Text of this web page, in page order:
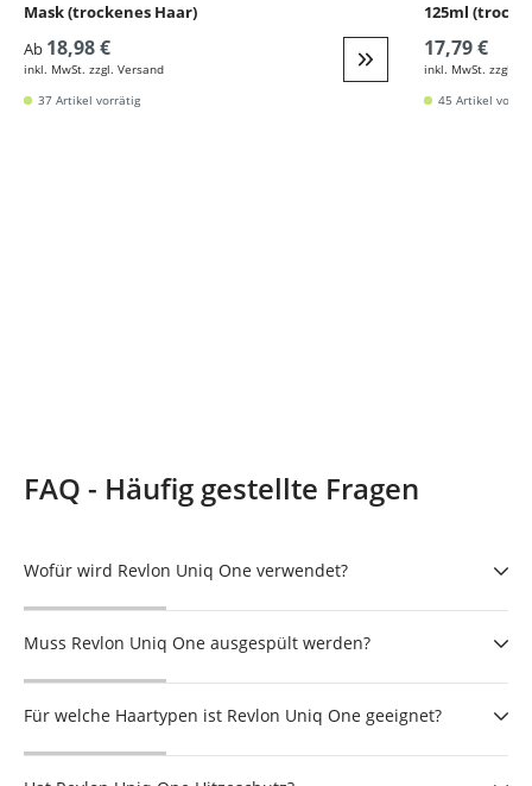
Mask (trockenes Haar)
Ab 18,98 €
inkl. MwSt. zzgl. Versand Weiter zur Detail
37 Artikel vorrätig
125ml
17,79 €
inkl. MwSt. zzgl.
45 Artikel
FAQ - Häufig gestellte Fragen
Wofür wird Revlon Uniq One verwendet?
Muss Revlon Uniq One ausgespült werden?
Für welche Haartypen ist Revlon Uniq One geeignet?